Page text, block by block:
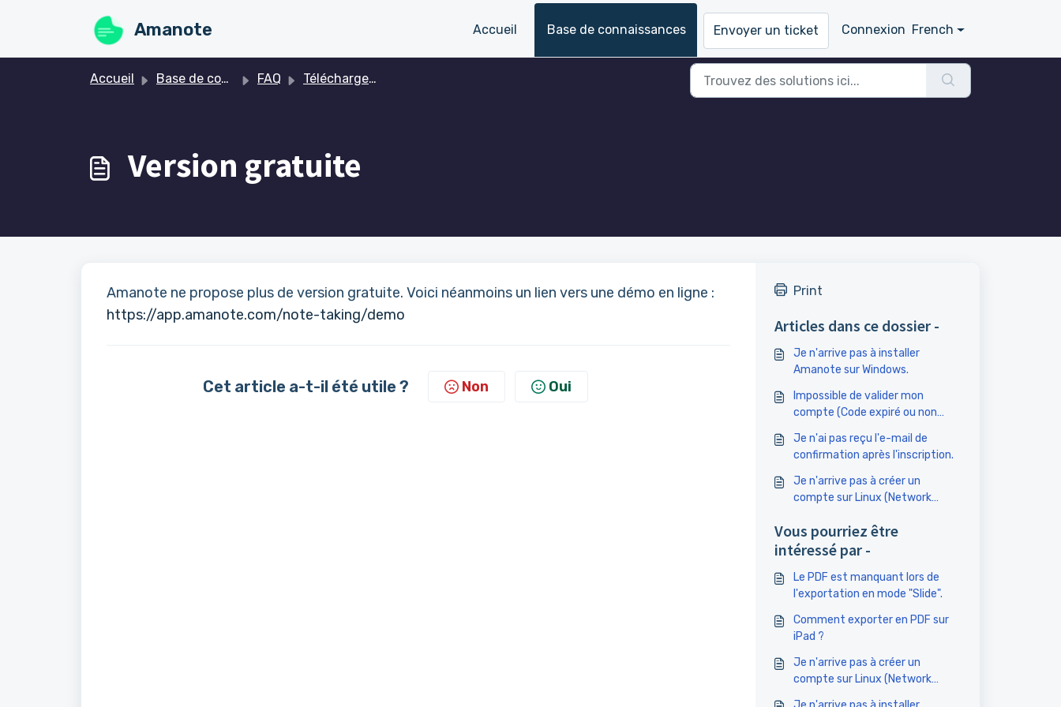
Amanote Accueil Base de connaissances Envoyer un ticket Connexion French
Accueil Base de connaissances FAQ Téléchargement et Enregistrement
Version gratuite
Amanote ne propose plus de version gratuite. Voici néanmoins un lien vers une démo en ligne :
https://app.amanote.com/note-taking/demo
Cet article a-t-il été utile ? Non Oui
Print
Articles dans ce dossier -
Je n'arrive pas à installer
Amanote sur Windows.
Impossible de valider mon
compte (Code expiré ou non
Je n'ai pas reçu l'e-mail de
confirmation après l'inscription.
Je n'arrive pas à créer un
compte sur Linux (Network
Vous pourriez être
intéressé par -
Le PDF est manquant lors de
l'exportation en mode "Slide".
Comment exporter en PDF sur
iPad ?
Je n'arrive pas à créer un
compte sur Linux (Network